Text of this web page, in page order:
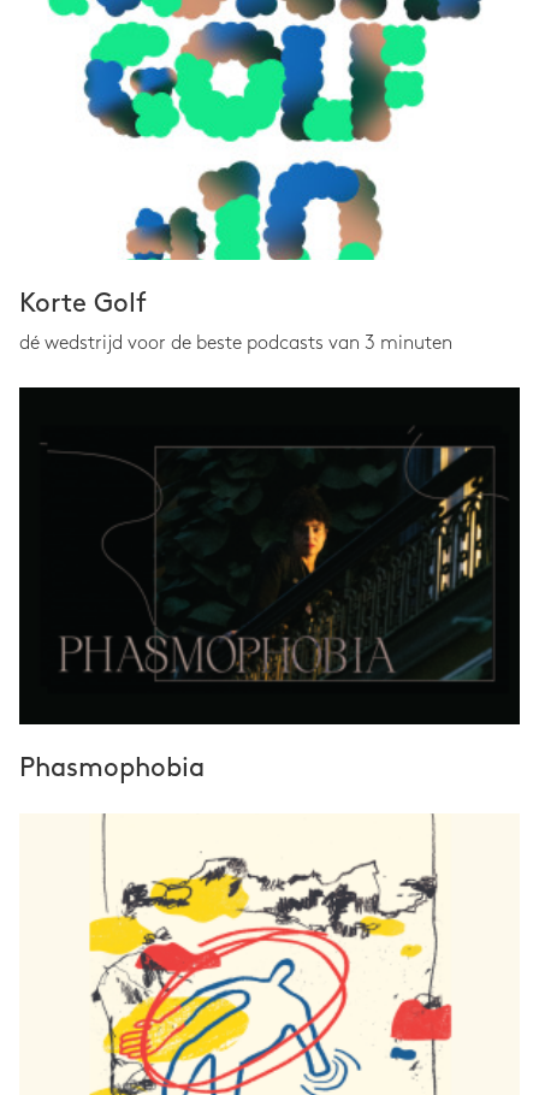
Korte Golf
dé wedstrijd voor de beste podcasts van 3 minuten
Phasmophobia